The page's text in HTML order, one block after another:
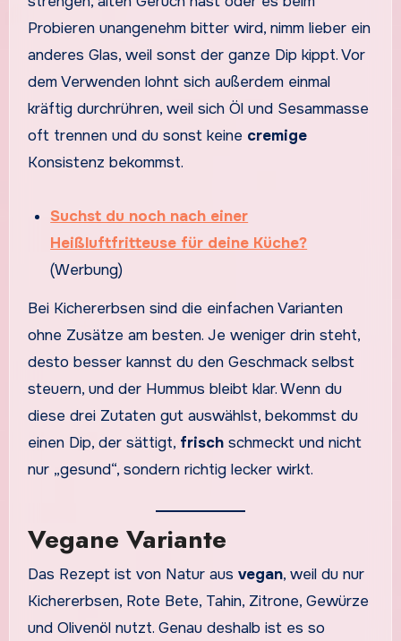
Probieren unangenehm bitter wird, nimm lieber ein
anderes Glas, weil sonst der ganze Dip kippt. Vor
dem Verwenden lohnt sich außerdem einmal
kräftig durchrühren, weil sich Öl und Sesammasse
oft trennen und du sonst keine cremige
Konsistenz bekommst.
Suchst du noch nach einer
Heißluftfritteuse für deine Küche?
(Werbung)
Bei Kichererbsen sind die einfachen Varianten
ohne Zusätze am besten. Je weniger drin steht,
desto besser kannst du den Geschmack selbst
steuern, und der Hummus bleibt klar. Wenn du
diese drei Zutaten gut auswählst, bekommst du
einen Dip, der sättigt, frischschmeckt und nicht
nur „gesund“, sondern richtig lecker wirkt.
Vegane Variante
Das Rezept ist von Natur aus vegan, weil du nur
Kichererbsen, Rote Bete, Tahin, Zitrone, Gewürze
und Olivenöl nutzt. Genau deshalb ist es so